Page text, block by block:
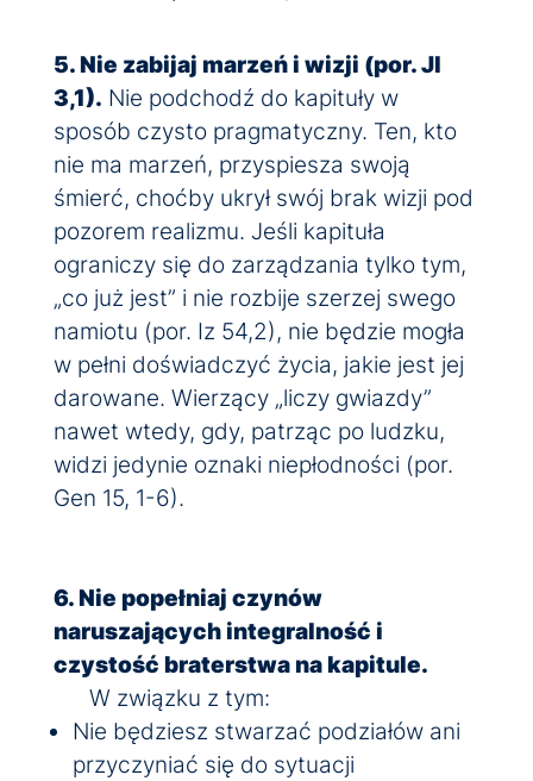
5. Nie zabijaj marzeń i wizji (por. Jl
3,1). Nie podchodź do kapituły w
sposób czysto pragmatyczny. Ten, kto
nie ma marzeń, przyspiesza swoją
śmierć, choćby ukrył swój brak wizji pod
pozorem realizmu. Jeśli kapituła
ograniczy się do zarządzania tylko tym,
„co już jest” i nie rozbije szerzej swego
namiotu (por. Iz 54,2), nie będzie mogła
w pełni doświadczyć życia, jakie jest jej
darowane. Wierzący „liczy gwiazdy”
nawet wtedy, gdy, patrząc po ludzku,
widzi jedynie oznaki niepłodności (por.
Gen 15, 1-6).
6. Nie popełniaj czynów
naruszających integralność i
czystość braterstwa na kapitule.
W związku z tym:
Nie będziesz stwarzać podziałów ani
przyczyniać się do sytuacji